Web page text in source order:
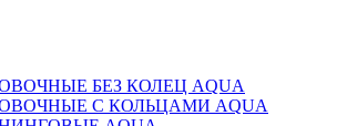
БЕЗ КОЛЕЦ AQUA
С КОЛЬЦАМИ AQUA